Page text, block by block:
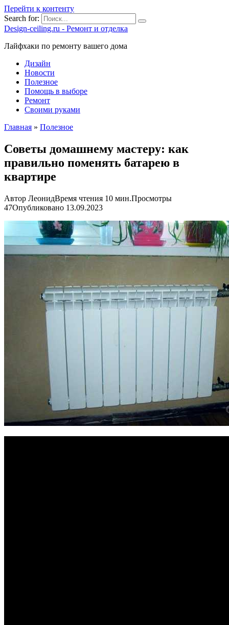
Перейти к контенту
Search for:
Design-ceiling.ru - Ремонт и отделка
Лайфхаки по ремонту вашего дома
Дизайн
Новости
Полезное
Помощь в выборе
Ремонт
Своими руками
Главная » Полезное
Советы домашнему мастеру: как
правильно поменять батарею в
квартире
Автор ЛеонидВремя чтения 10 мин.Просмотры
47Опубликовано 13.09.2023